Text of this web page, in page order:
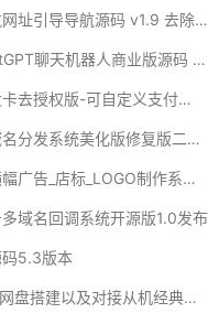
多模板易航网址引导导航源码 v1.9 去除弹窗等开心版
全开源chatGPT聊天机器人商业版源码 支持魔改 完全开放源代码
最新企业发卡去授权版-可自定义支付接口
快乐二级域名分发系统美化版修复版二开版
最新在线横幅广告_店标_LOGO制作系统源码本地接口版
域名回调系统开源版1.0发布
5.3版本
Cloudreve网盘搭建以及对接从机经典教程